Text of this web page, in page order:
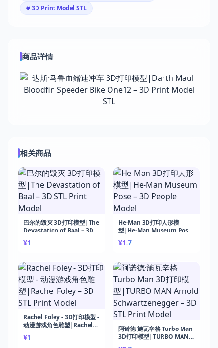
# 3D Print Model STL
商品详情
相关商品
巴尔的毁灭 3D打印模型|The
Devastation of Baal – 3D
¥1
He-Man 3D打印人形模
型|He-Man Museum Pose
¥1.7
Rachel Foley - 3D打印模型 -
动漫游戏角色雕塑|Rachel
¥1
阿诺德·施瓦辛格 Turbo Man
3D打印模型|TURBO MAN